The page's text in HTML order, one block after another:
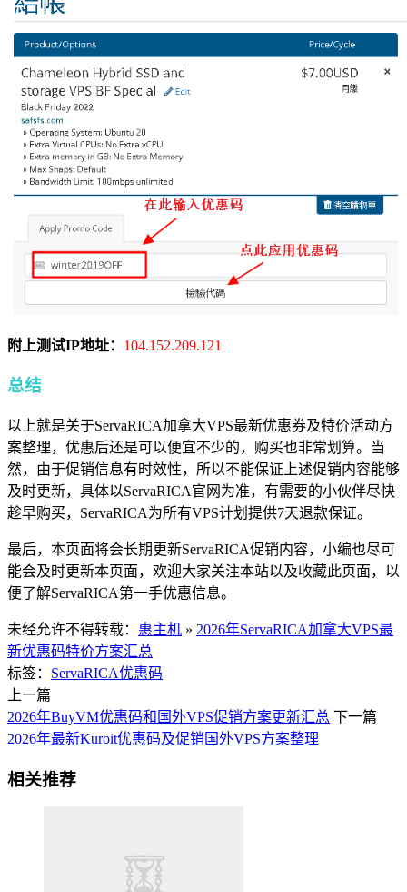
附上测试IP地址： 104.152.209.121
总结
以上就是关于ServaRICA加拿大VPS最新优惠券及特价活动方
案整理，优惠后还是可以便宜不少的，购买也非常划算。当
然，由于促销信息有时效性，所以不能保证上述促销内容能够
及时更新，具体以ServaRICA官网为准，有需要的小伙伴尽快
趁早购买，ServaRICA为所有VPS计划提供7天退款保证。
最后，本页面将会长期更新ServaRICA促销内容，小编也尽可
能会及时更新本页面，欢迎大家关注本站以及收藏此页面，以
便了解ServaRICA第一手优惠信息。
未经允许不得转载： 惠主机 » 2026年ServaRICA加拿大VPS最
新优惠码特价方案汇总
标签： ServaRICA优惠码
上一篇
2026年BuyVM优惠码和国外VPS促销方案更新汇总 下一篇
2026年最新Kuroit优惠码及促销国外VPS方案整理
相关推荐